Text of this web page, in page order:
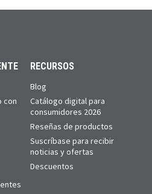
con
RECURSOS
Blog
Catálogo digital para
consumidores 2026
Reseñas de productos
Suscríbase para recibir
noticias y ofertas
Descuentos